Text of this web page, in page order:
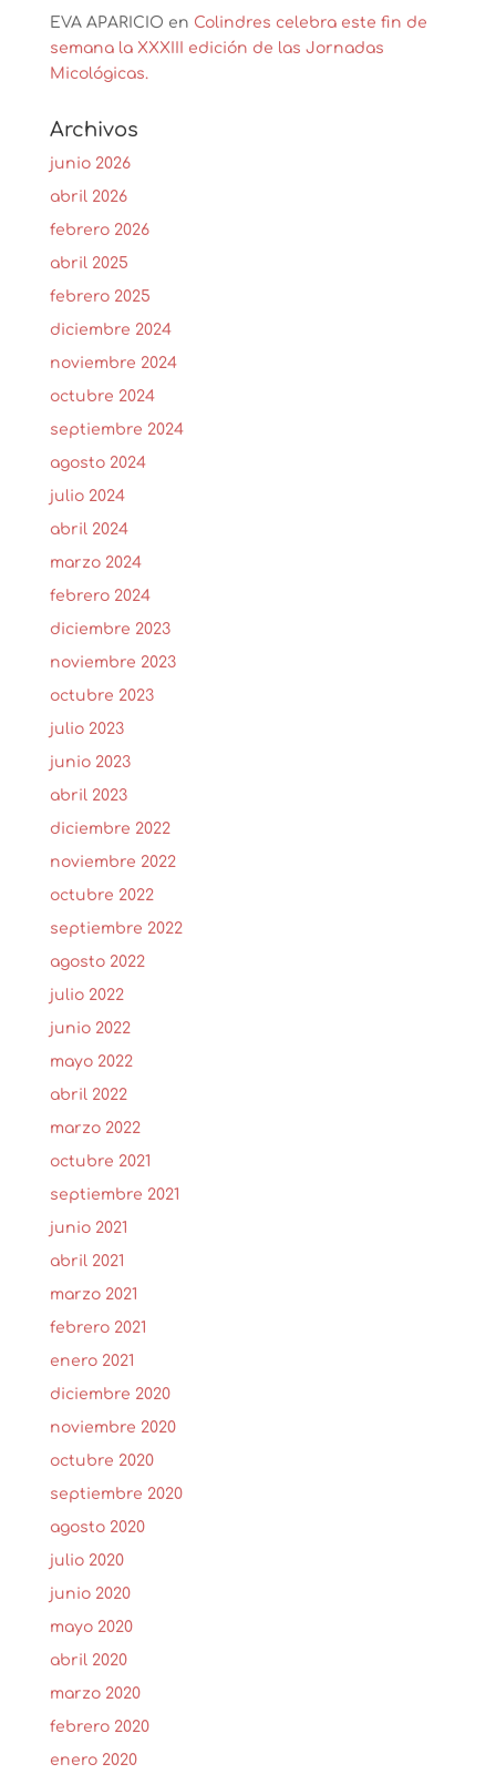
EVA APARICIO en Colindres celebra este fin de
semana la XXXIII edición de las Jornadas
Micológicas.
Archivos
junio 2026
abril 2026
febrero 2026
abril 2025
febrero 2025
diciembre 2024
noviembre 2024
octubre 2024
septiembre 2024
agosto 2024
julio 2024
abril 2024
marzo 2024
febrero 2024
diciembre 2023
noviembre 2023
octubre 2023
julio 2023
junio 2023
abril 2023
diciembre 2022
noviembre 2022
octubre 2022
septiembre 2022
agosto 2022
julio 2022
junio 2022
mayo 2022
abril 2022
marzo 2022
octubre 2021
septiembre 2021
junio 2021
abril 2021
marzo 2021
febrero 2021
enero 2021
diciembre 2020
noviembre 2020
octubre 2020
septiembre 2020
agosto 2020
julio 2020
junio 2020
mayo 2020
abril 2020
marzo 2020
febrero 2020
enero 2020